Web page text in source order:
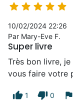
    
10/02/2024 22:26
Par Mary-Eve F.
Super livre
Très bon livre,
vous faire votre
thumb_up 1 thumb_down 0 flag